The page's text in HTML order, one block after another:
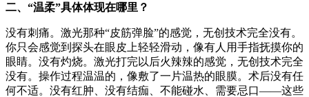
二、“温柔”具体体现在哪里？
没有刺痛。激光那种“皮筋弹脸”的感觉，无创技术完全没有。
你只会感觉到探头在眼皮上轻轻滑动，像有人用手指抚摸你的
眼睛。没有灼烧。激光打完以后火辣辣的感觉，无创技术完全
没有。操作过程温温的，像敷了一片温热的眼膜。术后没有任
何不适。没有红肿、没有结痂、不能碰水、需要忌口——这些